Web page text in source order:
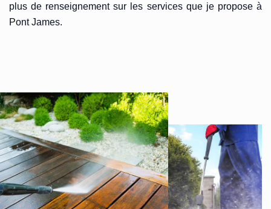
plus de renseignement sur les services que je propose à
Pont James.